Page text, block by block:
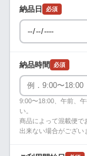
納品日 必須
納品時間 必須
9:00〜18:00、午前、
い。
商品によって混載便で
出来ない場合がござい